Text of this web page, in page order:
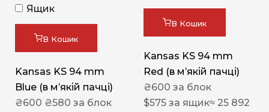
Ящик
В Кошик
Kansas KS 94 mm
Blue (в мʼякій пачці)
₴600 ₴580 за блок
В Кошик
Kansas KS 94 mm
Red (в мʼякій пачці)
₴600 за блок
$575 за ящик≈ 25 892